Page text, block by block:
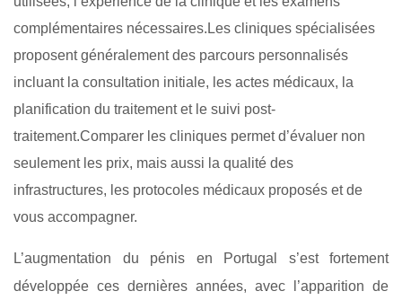
complémentaires nécessaires.Les cliniques spécialisées
proposent généralement des parcours personnalisés
incluant la consultation initiale, les actes médicaux, la
planification du traitement et le suivi post-
traitement.Comparer les cliniques permet d’évaluer non
seulement les prix, mais aussi la qualité des
infrastructures, les protocoles médicaux proposés et de
vous accompagner.
L’augmentation du pénis en Portugal s’est fortement
développée ces dernières années, avec l’apparition de